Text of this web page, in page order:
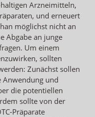
Arzneimitteln,
und erneuert
möglichst nicht an
Abgabe an junge
Um einem
sollten
Zunächst sollen
und
die potentiellen
sollte von der
Präparate